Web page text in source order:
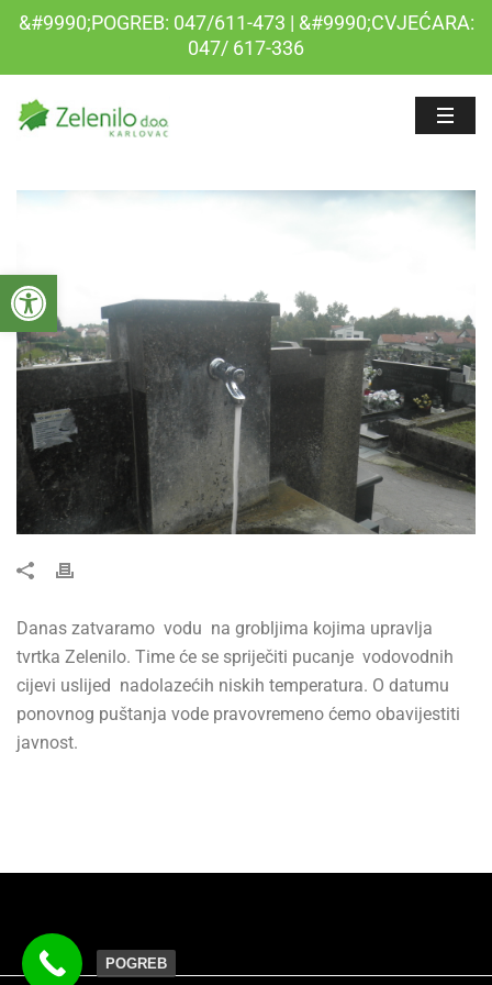
Open toolbar
&#9990;POGREB: 047/611-473 | &#9990;CVJEĆARA:
047/ 617-336
Danas zatvaramo vodu na grobljima kojima upravlja
tvrtka Zelenilo. Time će se spriječiti pucanje vodovodnih
cijevi uslijed nadolazećih niskih temperatura. O datumu
ponovnog puštanja vode pravovremeno ćemo obavijestiti
javnost.
POGREB